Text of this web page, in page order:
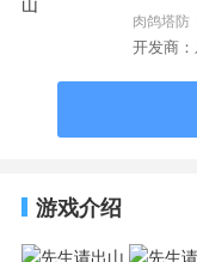
肉鸽塔防
开发商
游戏介绍